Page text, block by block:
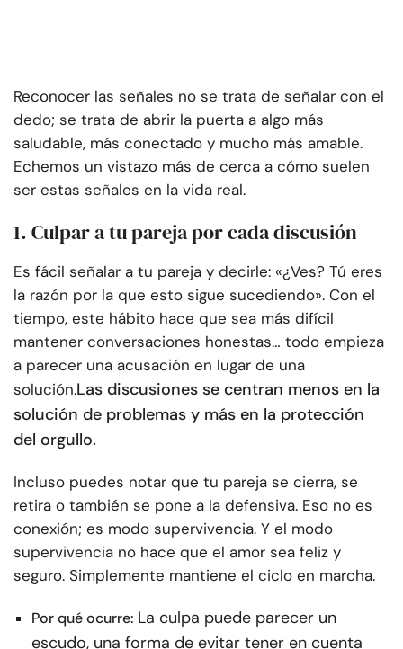
Reconocer las señales no se trata de señalar con el
dedo; se trata de abrir la puerta a algo más
saludable, más conectado y mucho más amable.
Echemos un vistazo más de cerca a cómo suelen
ser estas señales en la vida real.
1. Culpar a tu pareja por cada discusión
Es fácil señalar a tu pareja y decirle: «¿Ves? Tú eres
la razón por la que esto sigue sucediendo». Con el
tiempo, este hábito hace que sea más difícil
mantener conversaciones honestas… todo empieza
a parecer una acusación en lugar de una
solución.Las discusiones se centran menos en la
solución de problemas y más en la protección
del orgullo.
Incluso puedes notar que tu pareja se cierra, se
retira o también se pone a la defensiva. Eso no es
conexión; es modo supervivencia. Y el modo
supervivencia no hace que el amor sea feliz y
seguro. Simplemente mantiene el ciclo en marcha.
Por qué ocurre: La culpa puede parecer un
escudo, una forma de evitar tener en cuenta